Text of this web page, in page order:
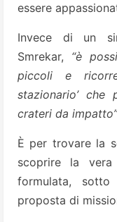
essere
Invece di un
Smrekar, “è
piccoli e
stazionario’ che
crateri da impatto”
È per trovare la
scoprire la
formulata,
proposta di